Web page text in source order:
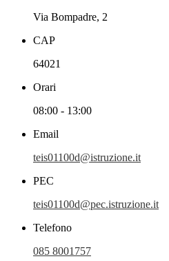
Via Bompadre, 2
CAP
64021
Orari
08:00 - 13:00
Email
teis01100d@istruzione.it
PEC
teis01100d@pec.istruzione.it
Telefono
085 8001757